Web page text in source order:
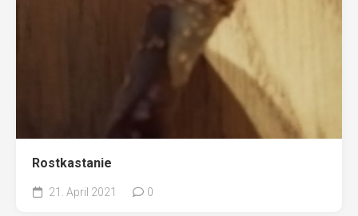
Rostkastanie
21. April 2021 0